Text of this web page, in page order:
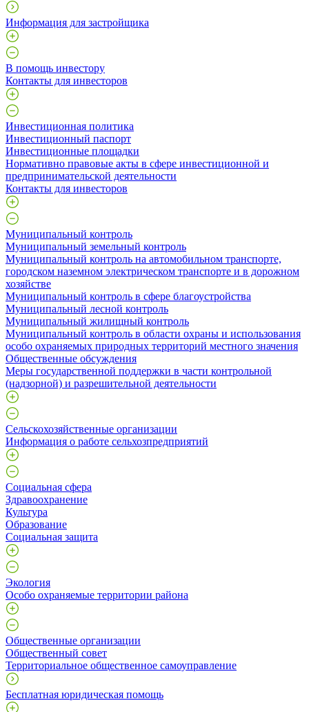
Информация для застройщика
В помощь инвестору
Контакты для инвесторов
Инвестиционная политика
Инвестиционный паспорт
Инвестиционные площадки
Нормативно правовые акты в сфере инвестиционной и
предпринимательской деятельности
Контакты для инвесторов
Муниципальный контроль
Муниципальный земельный контроль
Муниципальный контроль на автомобильном транспорте,
городском наземном электрическом транспорте и в дорожном
хозяйстве
Муниципальный контроль в сфере благоустройства
Муниципальный лесной контроль
Муниципальный жилищный контроль
Муниципальный контроль в области охраны и использования
особо охраняемых природных территорий местного значения
Общественные обсуждения
Меры государственной поддержки в части контрольной
(надзорной) и разрешительной деятельности
Сельскохозяйственные организации
Информация о работе сельхозпредприятий
Социальная сфера
Здравоохранение
Культура
Образование
Социальная защита
Экология
Особо охраняемые территории района
Общественные организации
Общественный совет
Территориальное общественное самоуправление
Бесплатная юридическая помощь